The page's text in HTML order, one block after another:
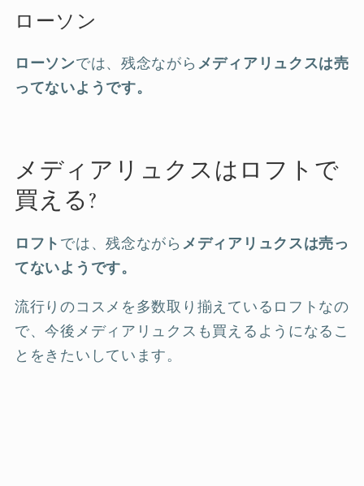
ローソン
ローソンでは、残念ながら メディアリュクスは売
ってないようです。
メディアリュクスはロフトで
買える?
ロフト では、残念ながら メディアリュクスは売っ
てないようです。
流行りのコスメを多数取り揃えているロフトなの
で、今後メディアリュクスも買えるようになるこ
とをきたいしています。